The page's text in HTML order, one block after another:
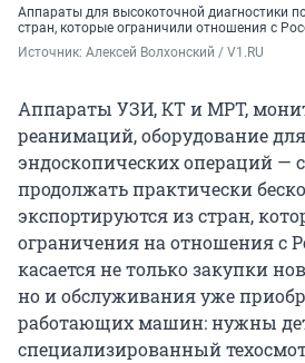
Аппараты для высокоточной диагностики
стран, которые ограничили отношения с
Источник: Алексей Волхонский / V1.RU
Аппараты УЗИ, КТ и МРТ,
реанимаций, оборудование
эндоскопических операций —
продолжать практически
экспортируются из стран,
ограничения на отношения с
касается не только закупки
но и обслуживания уже
работающих машин: нужны
специализированный